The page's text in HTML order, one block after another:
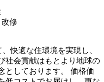
修
快適な住環境を実現し、
社会貢献はもとより地球の
としております。 価格価